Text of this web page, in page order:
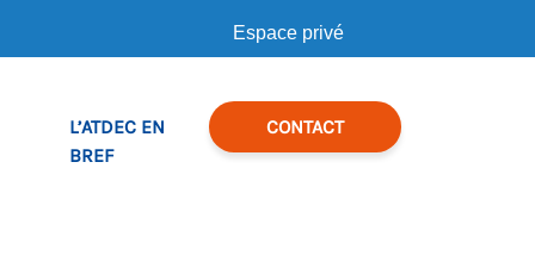
Espace privé
L’ATDEC EN
BREF
CONTACT